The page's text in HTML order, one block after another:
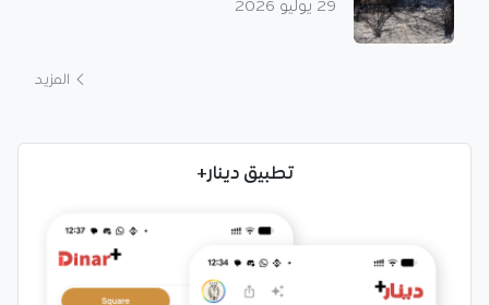
29 يوليو 2026
المزيد
تطبيق دينار+